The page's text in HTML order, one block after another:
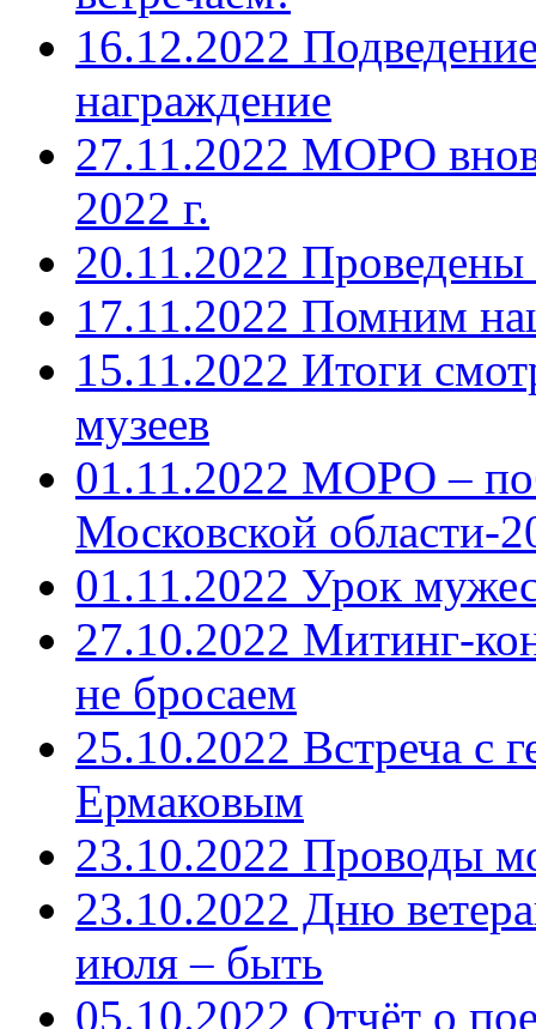
16.12.2022
награждение
27.11.2022 МОРО
2022 г.
20.11.2022 Проведены
17.11.2022 Помним
15.11.2022 Итоги
музеев
01.11.2022 МОРО –
Московской области-
01.11.2022 Урок
27.10.2022 Митинг-
не бросаем
25.10.2022 Встреча с
Ермаковым
23.10.2022 Проводы
23.10.2022 Дню
июля – быть
05.10.2022 Отчёт о